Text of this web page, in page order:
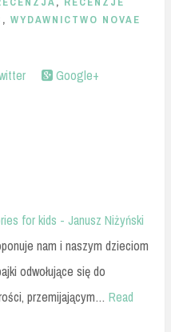
, WYDAWNICTWO NOVAE
Google+
for kids - Janusz Niżyński
nam i naszym dzieciom
odwołujące się do
przemijającym… Read